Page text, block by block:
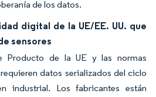
de los datos.
digital de la UE/EE. UU. que
sensores
Producto de la UE y las normas
datos serializados del ciclo
industrial. Los fabricantes están